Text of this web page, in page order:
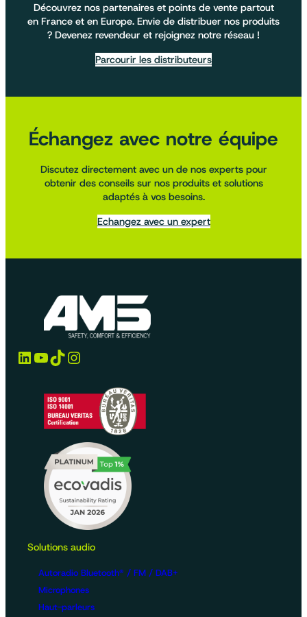
Découvrez nos partenaires et points de vente partout
en France et en Europe. Envie de distribuer nos produits
? Devenez revendeur et rejoignez notre réseau !
Parcourir les distributeurs
Échangez avec notre équipe
Discutez directement avec un de nos experts pour
obtenir des conseils sur nos produits et solutions
adaptés à vos besoins.
Echangez avec un expert
LinkedIn YouTube TikTok Instagram
Solutions audio
Autoradio Bluetooth® / FM / DAB+
Microphones
Haut-parleurs